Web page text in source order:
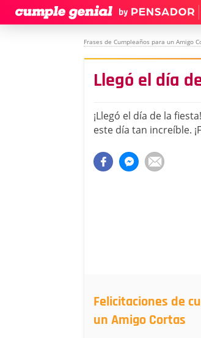
Frases de Cumpleaños para un Amigo
Llegó el día
¡Llegó el día de la
este día tan increíble.
Felicitaciones de
un Amigo Cortas